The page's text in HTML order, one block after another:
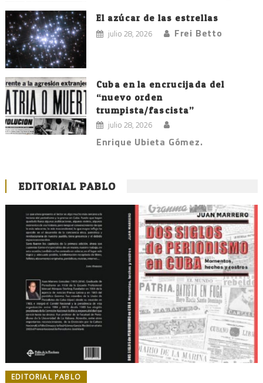
El azúcar de las estrellas
julio 28, 2026 Frei Betto
Cuba en la encrucijada del
“nuevo orden
trumpista/fascista”
julio 28, 2026
Enrique Ubieta Gómez.
EDITORIAL PABLO
EDITORIAL PABLO